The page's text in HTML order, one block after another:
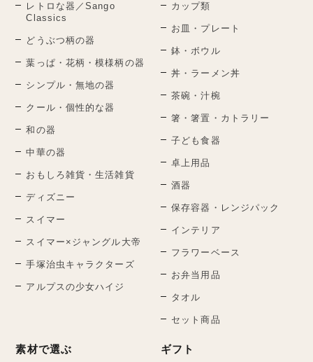
レトロな器／Sango
Classics
どうぶつ柄の器
葉っぱ・花柄・模様柄の器
シンプル・無地の器
クール・個性的な器
和の器
中華の器
おもしろ雑貨・生活雑貨
ディズニー
スイマー
スイマー×ジャングル大帝
手塚治虫キャラクターズ
アルプスの少女ハイジ
カップ類
お皿・プレート
鉢・ボウル
丼・ラーメン丼
茶碗・汁椀
箸・箸置・カトラリー
子ども食器
卓上用品
酒器
保存容器・レンジパック
インテリア
フラワーベース
お弁当用品
タオル
セット商品
素材で選ぶ ギフト